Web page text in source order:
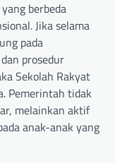
berbeda
Jika selama
pada
prosedur
Sekolah Rakyat
Pemerintah tidak
melainkan aktif
anak-anak yang